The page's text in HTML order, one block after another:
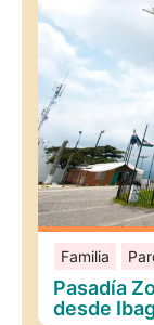
Familia
Pasadía
desde